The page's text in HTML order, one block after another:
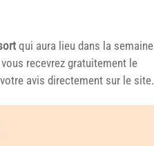
qui aura lieu dans la semaine
recevrez gratuitement le
avis directement sur le site.